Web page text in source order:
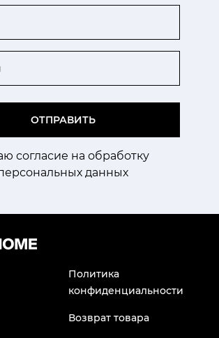
ОТПРАВИТЬ
согласие на обработку
данных
Политика
конфиденциальности
Возврат товара